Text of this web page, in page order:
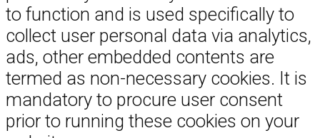
to function and is used specifically to
collect user personal data via analytics,
ads, other embedded contents are
termed as non-necessary cookies. It is
mandatory to procure user consent
prior to running these cookies on your